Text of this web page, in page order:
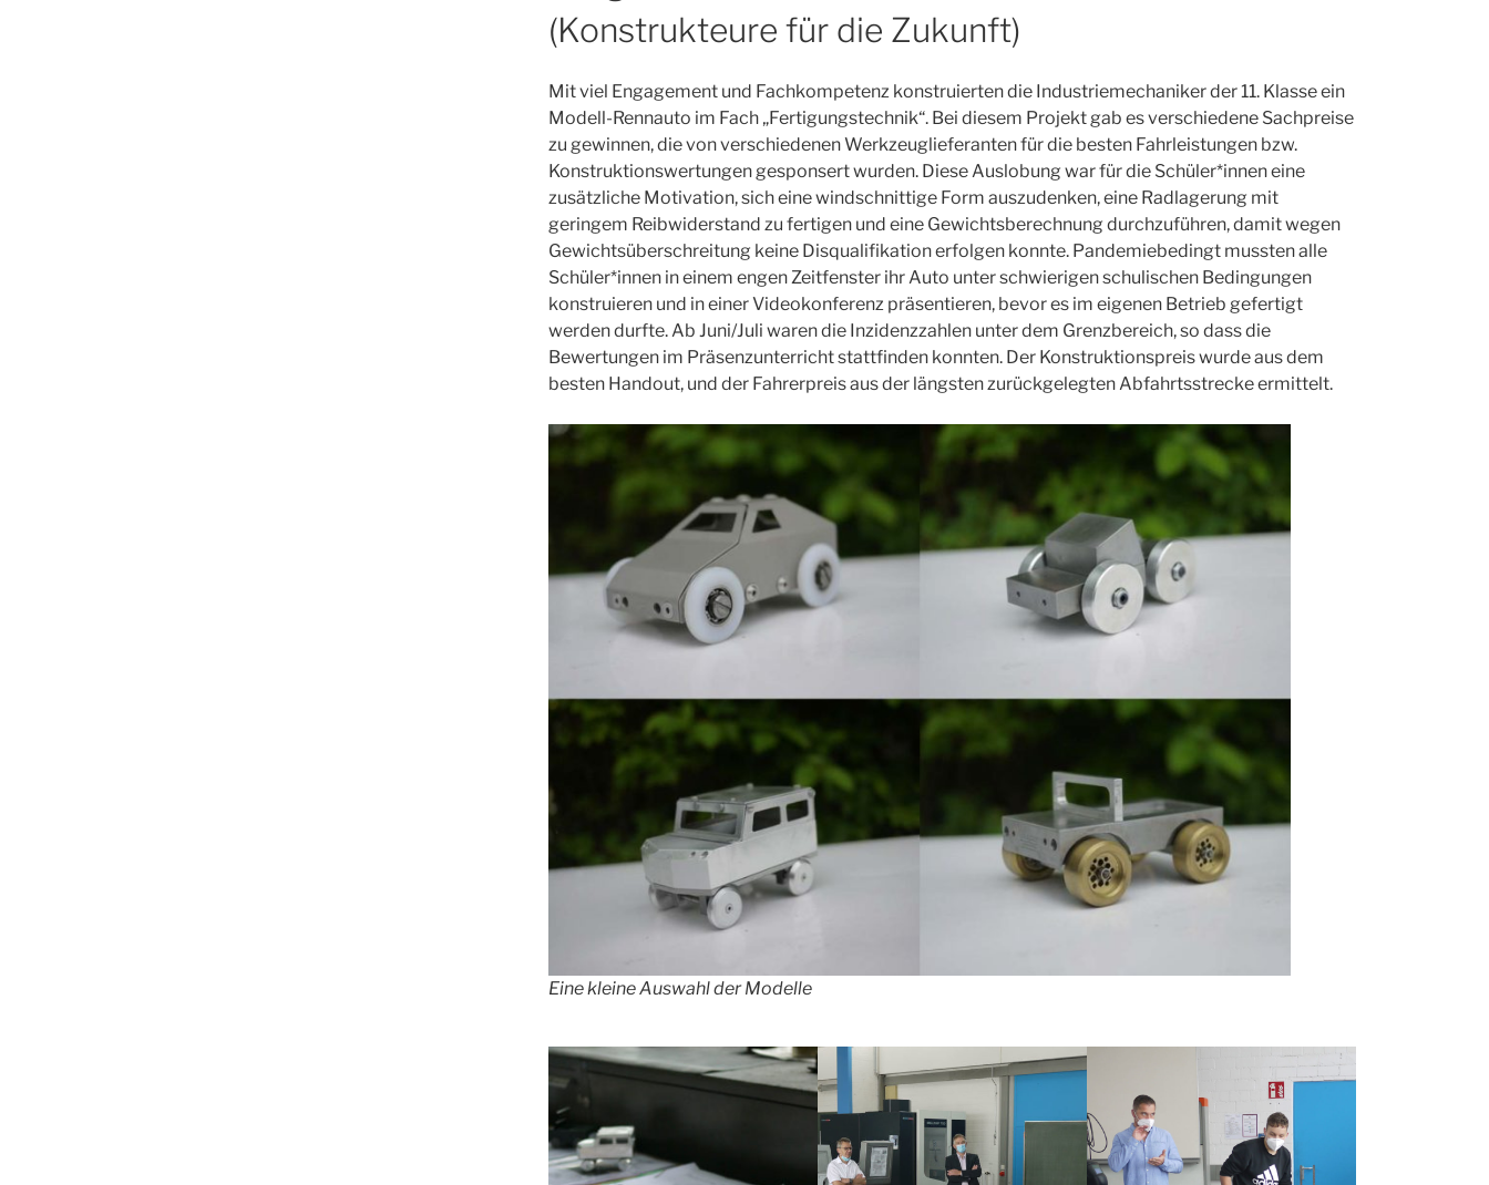
(Konstrukteure für die Zukunft)
Mit viel Engagement und Fachkompetenz konstruierten die Industriemechaniker der 11. Klasse ein
Modell-Rennauto im Fach „Fertigungstechnik“. Bei diesem Projekt gab es verschiedene Sachpreise
zu gewinnen, die von verschiedenen Werkzeuglieferanten für die besten Fahrleistungen bzw.
Konstruktionswertungen gesponsert wurden. Diese Auslobung war für die Schüler*innen eine
zusätzliche Motivation, sich eine windschnittige Form auszudenken, eine Radlagerung mit
geringem Reibwiderstand zu fertigen und eine Gewichtsberechnung durchzuführen, damit wegen
Gewichtsüberschreitung keine Disqualifikation erfolgen konnte. Pandemiebedingt mussten alle
Schüler*innen in einem engen Zeitfenster ihr Auto unter schwierigen schulischen Bedingungen
konstruieren und in einer Videokonferenz präsentieren, bevor es im eigenen Betrieb gefertigt
werden durfte. Ab Juni/Juli waren die Inzidenzzahlen unter dem Grenzbereich, so dass die
Bewertungen im Präsenzunterricht stattfinden konnten. Der Konstruktionspreis wurde aus dem
besten Handout, und der Fahrerpreis aus der längsten zurückgelegten Abfahrtsstrecke ermittelt.
Eine kleine Auswahl der Modelle